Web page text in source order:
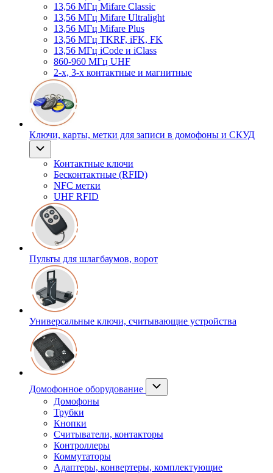
13,56 МГц Mifare Classic
13,56 МГц Mifare Ultralight
13,56 МГц Mifare Plus
13,56 МГц TKRF, iFK, FK
13,56 МГц iCode и iClass
860-960 МГц UHF
2-х, 3-х контактные и магнитные
Ключи, карты, метки для записи в домофоны и СКУД
Контактные ключи
Бесконтактные (RFID)
NFC метки
UHF RFID
Пульты для шлагбаумов, ворот
Универсальные ключи, считывающие устройства
Домофонное оборудование
Домофоны
Трубки
Кнопки
Считыватели, контакторы
Контроллеры
Коммутаторы
Адаптеры, конвертеры, комплектующие